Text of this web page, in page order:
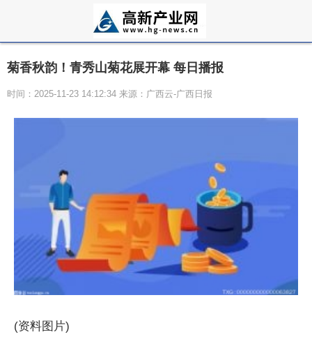
菊香秋韵！青秀山菊花展开幕 每日播报
时间：2025-11-23 14:12:34 来源：广西云-广西日报
(资料图片)